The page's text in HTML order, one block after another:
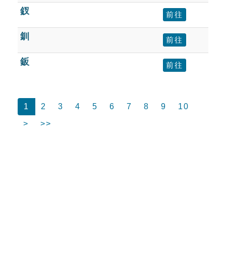
釵 前往
釧 前往
鈑 前往
1 2 3 4 5 6 7 8 9
10
>
>>